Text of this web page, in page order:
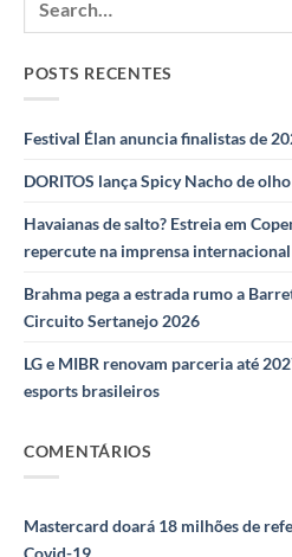
POSTS RECENTES
Festival Élan anuncia finalistas de
DORITOS lança Spicy Nacho de
Havaianas de salto? Estreia em
repercute na imprensa internacional
Brahma pega a estrada rumo a
Circuito Sertanejo 2026
LG e MIBR renovam parceria até
esports brasileiros
COMENTÁRIOS
Mastercard doará 18 milhões de
Covid-19